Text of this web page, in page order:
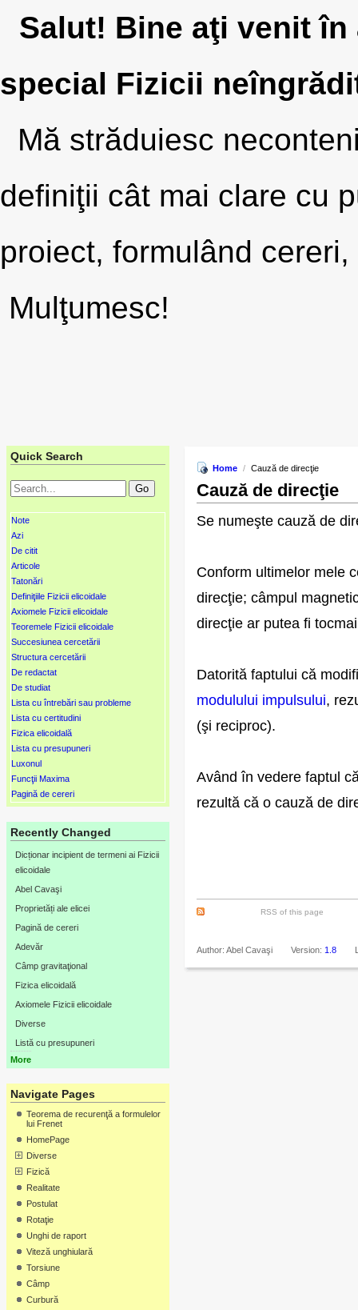
Salut! Bine aţi venit
special Fizicii
Mă străduiesc
definiţii cât mai clare cu
proiect, formulând
Mulţumesc!
Quick Search
Note
Azi
De citit
Articole
Tatonări
Definiţiile Fizicii elicoidale
Axiomele Fizicii elicoidale
Teoremele Fizicii elicoidale
Succesiunea cercetării
Structura cercetării
De redactat
De studiat
Lista cu întrebări sau probleme
Lista cu certitudini
Fizica elicoidală
Lista cu presupuneri
Luxonul
Funcţii Maxima
Pagină de cereri
Recently Changed
Dicționar incipient de termeni ai Fizicii
elicoidale
Abel Cavaşi
Proprietăți ale elicei
Pagină de cereri
Adevăr
Câmp gravitaţional
Fizica elicoidală
Axiomele Fizicii elicoidale
Diverse
Listă cu presupuneri
More
Navigate Pages
Teorema de recurenţă a formulelor
lui Frenet
HomePage
Diverse
Fizică
Realitate
Postulat
Rotaţie
Unghi de raport
Viteză unghiulară
Torsiune
Câmp
Curbură
Home / Cauză de direcţie
Cauză de direcţie
Se numeşte cauză de
Conform ultimelor mele
direcţie; câmpul
direcţie ar putea fi
Datorită faptului că
modulului impulsului,
(şi reciproc).
Având în vedere faptul
rezultă că o cauză de
RSS of this page
Author: Abel Cavaşi Version: 1.8